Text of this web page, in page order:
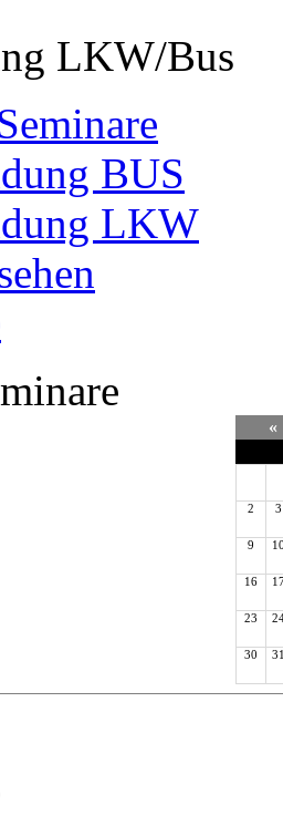
LKW/Bus
BUS
LKW
«
2 3
9
16
23
30